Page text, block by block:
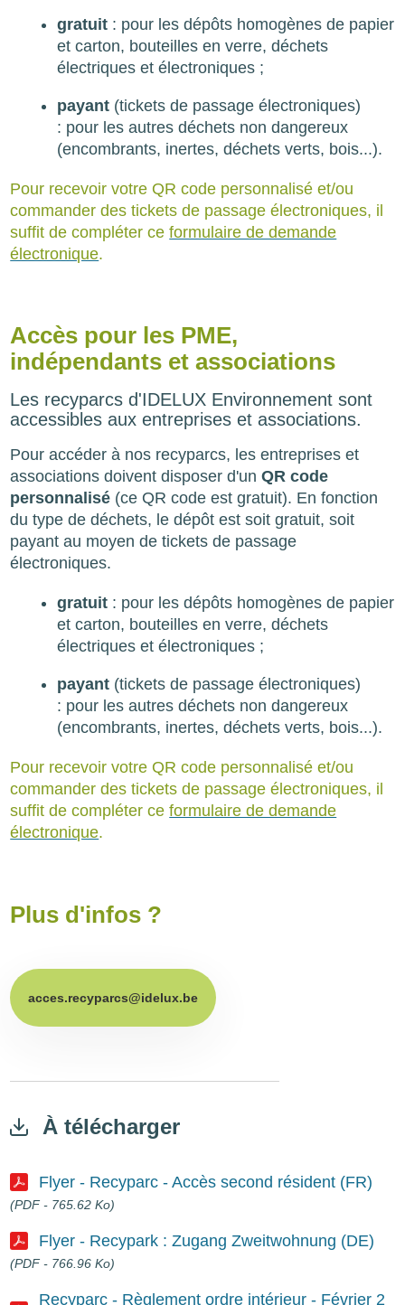
gratuit : pour les dépôts homogènes de papier
et carton, bouteilles en verre, déchets
électriques et électroniques ;
payant (tickets de passage électroniques)
: pour les autres déchets non dangereux
(encombrants, inertes, déchets verts, bois...).
Pour recevoir votre QR code personnalisé et/ou
commander des tickets de passage électroniques, il
suffit de compléter ceformulaire de demande
électronique.
Accès pour les PME,
indépendants et associations
Les recyparcs d'IDELUX Environnement sont
accessibles aux entreprises et associations.
Pour accéder à nos recyparcs, les entreprises et
associations doivent disposer d'unQR code
personnalisé (ce QR code est gratuit). En fonction
du type de déchets, le dépôt est soit gratuit, soit
payant au moyen de tickets de passage
électroniques.
gratuit : pour les dépôts homogènes de papier
et carton, bouteilles en verre, déchets
électriques et électroniques ;
payant (tickets de passage électroniques)
: pour les autres déchets non dangereux
(encombrants, inertes, déchets verts, bois...).
Pour recevoir votre QR code personnalisé et/ou
commander des tickets de passage électroniques, il
suffit de compléter ceformulaire de demande
électronique.
Plus d'infos ?
acces.recyparcs@idelux.be
À télécharger
Document
Flyer - Recyparc - Accès second résident (FR)
(PDF - 765.62 Ko)
Document
Flyer - Recypark : Zugang Zweitwohnung (DE)
(PDF - 766.96 Ko)
Recyparc - Règlement ordre intérieur - Février 2